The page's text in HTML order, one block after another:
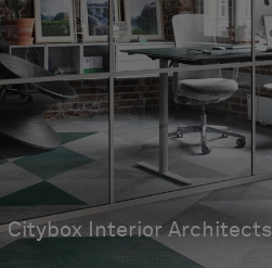
Citybox Interior Architects